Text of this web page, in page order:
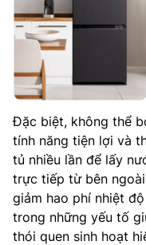
Đặc biệt, không thể
tính năng tiện lợi và
tủ nhiều lần để lấy
trực tiếp từ bên
giảm hao phí nhiệt
trong những yếu tố
thói quen sinh hoạt